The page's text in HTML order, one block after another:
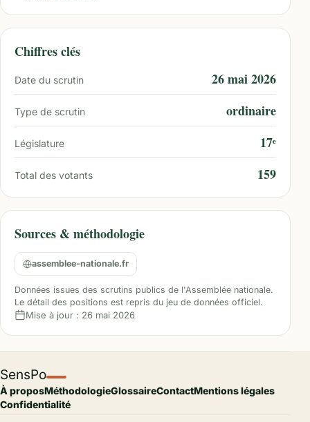
Chiffres clés
Date du scrutin 26 mai 2026
Type de scrutin ordinaire
Législature 17ᵉ
Total des votants 159
Sources & méthodologie
assemblee-nationale.fr
Données issues des scrutins publics de l'Assemblée nationale.
Le détail des positions est repris du jeu de données officiel.
Mise à jour : 26 mai 2026
SensPo
À proposMéthodologieGlossaireContactMentions légales
Confidentialité